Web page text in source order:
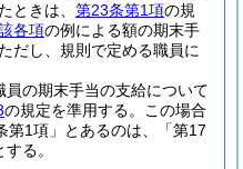
ときは、 第23条第1項の規
各項の例による額の期末手
ただし、規則で定める職員に
の期末手当の支給について
の規定を準用する。
この場合
第1項」とあるのは、「第17
る。